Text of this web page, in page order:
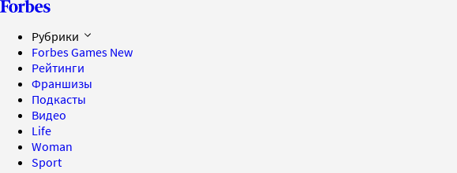
Рубрики
Forbes Games New
Рейтинги
Франшизы
Подкасты
Видео
Life
Woman
Sport